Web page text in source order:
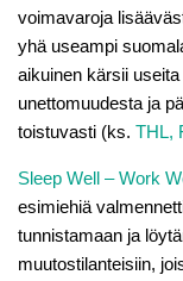
voimavaroja
yhä useampi
aikuinen kärsii
unettomuudesta ja
toistuvasti (ks. THL,
Sleep Well – Work
esimiehiä
tunnistamaan ja
muutostilanteisiin,